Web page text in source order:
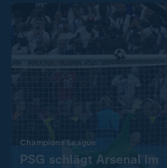
Champions League
PSG schlägt Arsenal im